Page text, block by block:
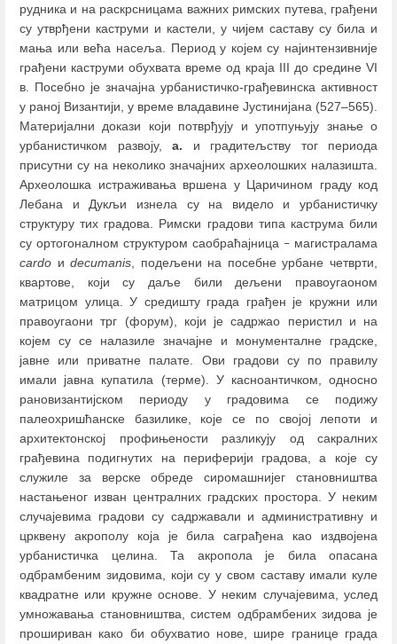
рудника и на раскрсницама важних римских путева, грађени
су утврђени каструми и кастели, у чијем саставу су била и
мања или већа насеља. Период у којем су најинтензивније
грађени каструми обухвата време од краја III до средине VI
в. Посебно је значајна урбанистичко-грађевинска активност
у раној Византији, у време владавине Јустинијана (527‒565).
Материјални докази који потврђују и употпуњују знање о
урбанистичком развоју, а. и градитељству тог периода
присутни су на неколико значајних археолошких налазишта.
Археолошка истраживања вршена у Царичином граду код
Лебана и Дукљи изнела су на видело и урбанистичку
структуру тих градова. Римски градови типа каструма били
су ортогоналном структуром саобраћајница – магистралама
cardo иdecumanis , подељени на посебне урбане четврти,
квартове, који су даље били дељени правоугаоном
матрицом улица. У средишту града грађен је кружни или
правоугаони трг (форум), који је садржао перистил и на
којем су се налазиле значајне и монументалне градске,
јавне или приватне палате. Ови градови су по правилу
имали јавна купатила (терме). У касноантичком, односно
рановизантијском периоду у градовима се подижу
палеохришћанске базилике, које се по својој лепоти и
архитектонској профињености разликују од сакралних
грађевина подигнутих на периферији градова, а које су
служиле за верске обреде сиромашнијег становништва
настањеног изван централних градских простора. У неким
случајевима градови су садржавали и административну и
црквену акрополу која је била саграђена као издвојена
урбанистичка целина. Та акропола је била опасана
одбрамбеним зидовима, који су у свом саставу имали куле
квадратне или кружне основе. У неким случајевима, услед
умножавања становништва, систем одбрамбених зидова је
прошириван како би обухватио нове, шире границе града